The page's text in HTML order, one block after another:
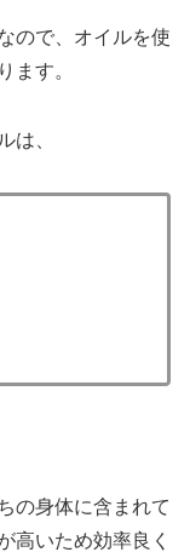
ので、オイルを使
ます。
は、
の身体に含まれて
高いため効率良く